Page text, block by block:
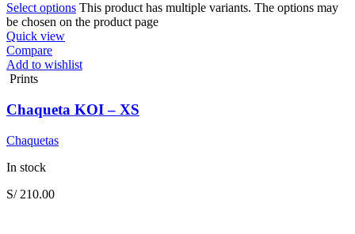
Select options This product has multiple variants. The options may
be chosen on the product page
Quick view
Compare
Add to wishlist
Prints
Chaqueta KOI – XS
Chaquetas
In stock
S/210.00